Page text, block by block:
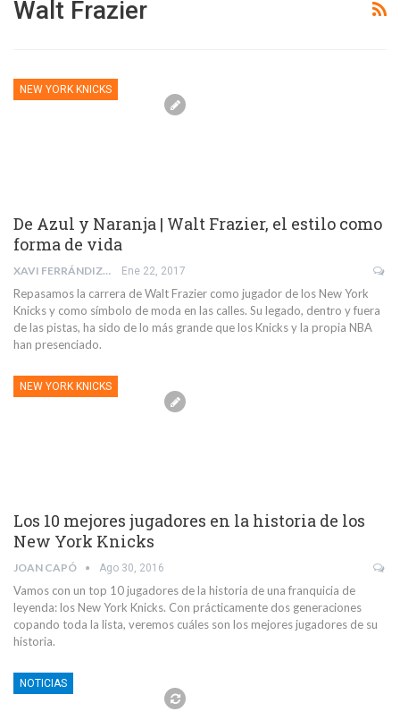
Walt Frazier
NEW YORK KNICKS
De Azul y Naranja | Walt Frazier, el estilo como
forma de vida
XAVI FERRÁNDIZ ZAMORANO Ene 22, 2017
Repasamos la carrera de Walt Frazier como jugador de los New York
Knicks y como símbolo de moda en las calles. Su legado, dentro y fuera
de las pistas, ha sido de lo más grande que los Knicks y la propia NBA
han presenciado.
NEW YORK KNICKS
Los 10 mejores jugadores en la historia de los
New York Knicks
JOAN CAPÓ Ago 30, 2016
Vamos con un top 10 jugadores de la historia de una franquicia de
leyenda: los New York Knicks. Con prácticamente dos generaciones
copando toda la lista, veremos cuáles son los mejores jugadores de su
historia.
NOTICIAS